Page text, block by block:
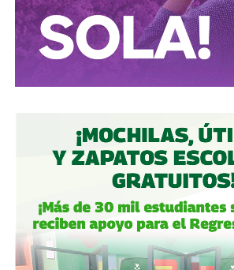
correctamente.
Autoridades:hagan su trabajo, pero
descuiden lo que hicieron antes por
personas se sientan más seguras
bajo su cuidado, para evitar accidentes
ciudad que también es parte del
Gobierno municipal:no se apresuren
solo de cara a la contienda electoral,
háganlas bien, respeten los tiempos,
oportunamente a los usuarios de las